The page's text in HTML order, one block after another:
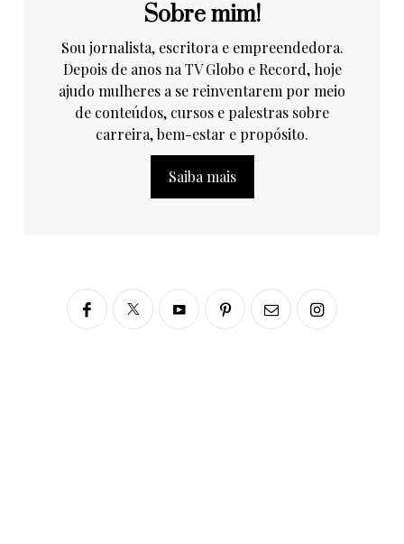
Sobre mim!
Sou jornalista, escritora e empreendedora.
Depois de anos na TV Globo e Record, hoje
ajudo mulheres a se reinventarem por meio
de conteúdos, cursos e palestras sobre
carreira, bem-estar e propósito.
Saiba mais